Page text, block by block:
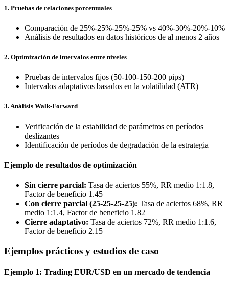
1. Pruebas de relaciones porcentuales
Comparación de 25%-25%-25%-25% vs 40%-30%-20%-10%
Análisis de resultados en datos históricos de al menos 2 años
2. Optimización de intervalos entre niveles
Pruebas de intervalos fijos (50-100-150-200 pips)
Intervalos adaptativos basados en la volatilidad (ATR)
3. Análisis Walk-Forward
Verificación de la estabilidad de parámetros en períodos
deslizantes
Identificación de períodos de degradación de la estrategia
Ejemplo de resultados de optimización
Sin cierre parcial: Tasa de aciertos 55%, RR medio 1:1.8,
Factor de beneficio 1.45
Con cierre parcial (25-25-25-25): Tasa de aciertos 68%, RR
medio 1:1.4, Factor de beneficio 1.82
Cierre adaptativo: Tasa de aciertos 72%, RR medio 1:1.6,
Factor de beneficio 2.15
Ejemplos prácticos y estudios de caso
Ejemplo 1: Trading EUR/USD en un mercado de tendencia